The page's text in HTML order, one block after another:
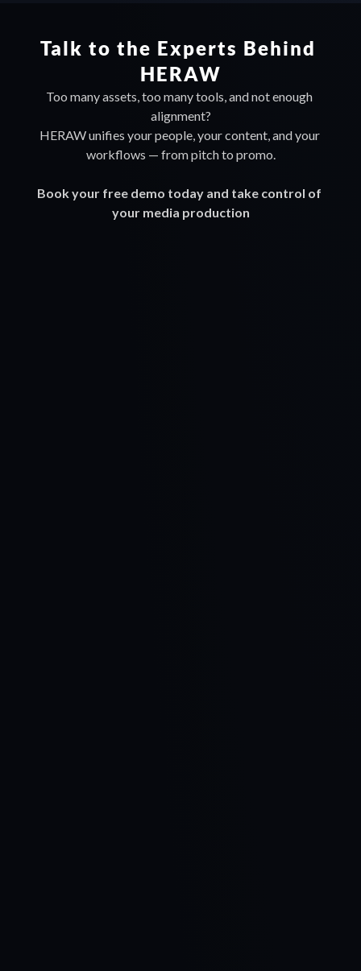
Talk to the Experts Behind
HERAW
Too many assets, too many tools, and not enough
alignment?
HERAW unifies your people, your content, and your
workflows — from pitch to promo.
Book your free demo today and take control of
your media production